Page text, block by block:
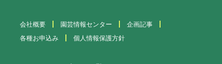
会社概要 園芸情報センター
企画記事
各種お申込み
個人情報保護方針